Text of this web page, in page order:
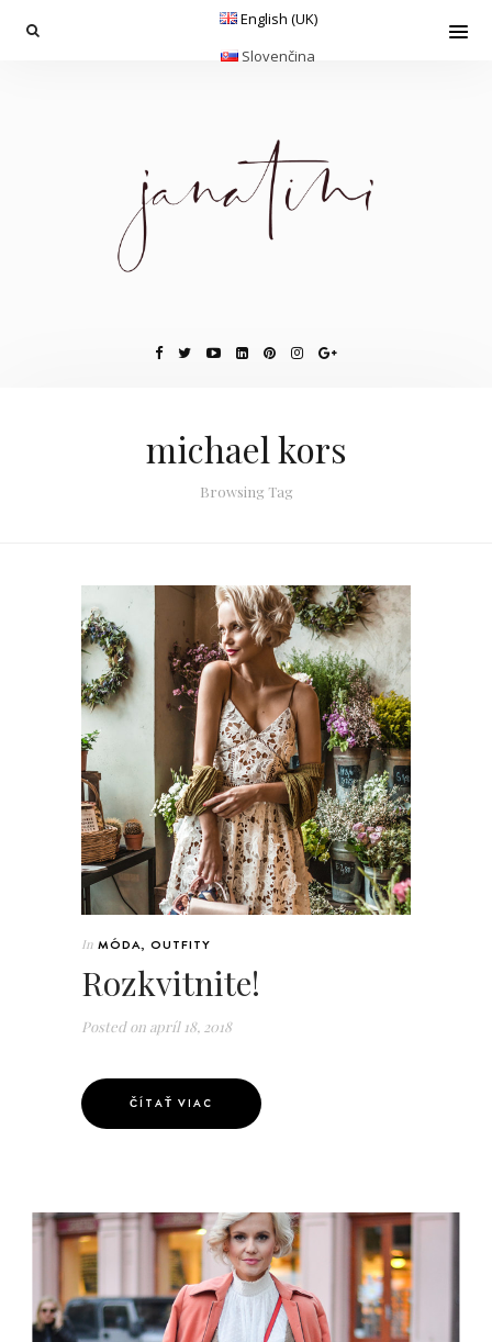
English (UK)
Slovenčina
michael kors
Browsing Tag
In MÓDA, OUTFITY
Rozkvitnite!
Posted on apríl 18, 2018
ČÍTAŤ VIAC